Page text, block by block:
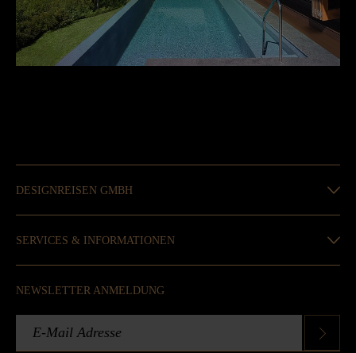
DESIGNREISEN GMBH
SERVICES & INFORMATIONEN
NEWSLETTER ANMELDUNG